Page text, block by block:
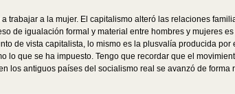
trabajar a la mujer. El capitalismo alteró las relaciones
de igualación formal y material entre hombres y mujeres
de vista capitalista, lo mismo es la plusvalía producida
que se ha impuesto. Tengo que recordar que el
los antiguos países del socialismo real se avanzó de forma